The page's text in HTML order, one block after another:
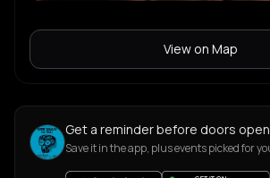
View on Map
Get a reminder before doors open
Save it in the app, plus events picked for